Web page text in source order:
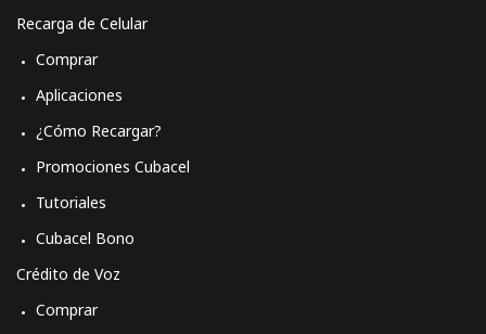
Recarga de Celular
Comprar
Aplicaciones
¿Cómo Recargar?
Promociones Cubacel
Tutoriales
Cubacel Bono
Crédito de Voz
Comprar